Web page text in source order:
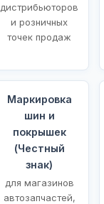
дистрибьюторов
и розничных
точек продаж
Маркировка
шин и
покрышек
(Честный
знак)
для магазинов
автозапчастей,